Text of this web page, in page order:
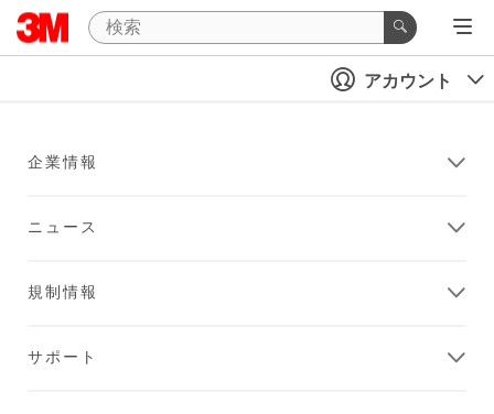
アカウント
企業情報
ニュース
規制情報
サポート